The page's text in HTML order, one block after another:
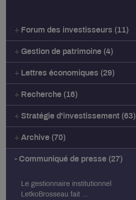
Forum des investisseurs (11)
Gestion de patrimoine (4)
Lettres économiques (29)
Recherche (16)
Stratégie d'investissement (63)
Archive (70)
Communiqué de presse (27)
Le gestionnaire institutionnel
LetkoBrosseau fait ...